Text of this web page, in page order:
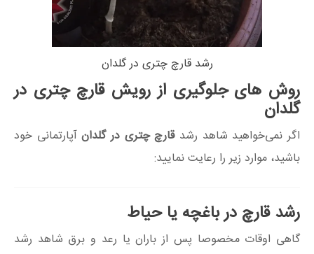
رشد قارچ چتری در گلدان
روش های جلوگیری از رویش قارچ چتری در
گلدان
اگر نمی‌خواهید شاهد رشدقارچ چتری در گلدانآپارتمانی خود
باشید، موارد زیر را رعایت نمایید:
رشد قارچ در باغچه یا حیاط
گاهی اوقات مخصوصا پس از باران یا رعد و برق شاهد رشد